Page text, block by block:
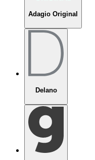
Adagio Original
Delano